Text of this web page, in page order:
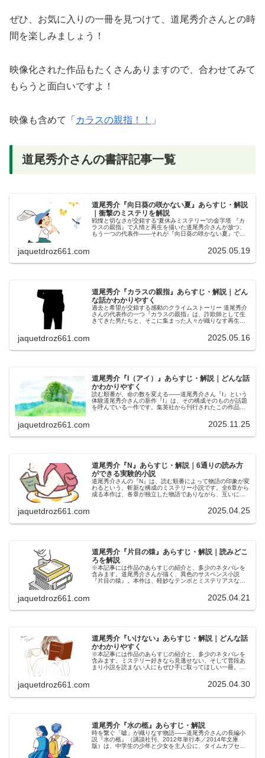
ぜひ、お気に入りの一冊を見つけて、道尾秀介さんとの時
間を楽しみましょう！
映像化された作品もたくさんありますので、合わせてみて
もらうと面白いですよ！
映像も含めて「 カラスの親指！！ 」
道尾秀介さんの書評記事一覧
道尾秀介『向日葵の咲かない夏』あらすじ・解説
｜衝撃のミステリを解説
戦慄と切なさが交錯する“夏休みミステリー”の金字塔 『カ
ラスの親指』で人情と再生を描いた道尾秀介さんが放つ、
もう一つの代表作――それが『向日葵の咲かない夏』で
jaquetdroz661.com 2025.05.19
道尾秀介『カラスの親指』あらすじ・解説｜どん
な話かわかりやすく
過去と希望が交錯する感動のクライムストーリー 道尾秀介
さんの代表作の一つ『カラスの親指』は、詐欺師として生
きてきた男たちと、そこに集まった人々が織りなす再生と
jaquetdroz661.com 2025.05.16
道尾秀介『I（アイ）』あらすじ・解説｜どんな話
かわかりやすく
読む順番が、命の数を変える——道尾秀介さん『I』という
体験道尾秀介さんの新作『I』は、その構成そのものが話題
を呼んでいる一作です。集英社から刊行されたこの作品
jaquetdroz661.com 2025.11.25
道尾秀介『N』あらすじ・解説｜6通りの読み方
ができる実験的小説
道尾秀介さんの『N』は、読む順番によって物語の印象が変
わるという、斬新な構成のミステリー小説です。​全6章から
成る本作は、各章が独立した物語でありながら、互いに密
jaquetdroz661.com 2025.04.25
道尾秀介『片目の猿』あらすじ・解説｜読みどこ
ろを解説
※本記事には作品のあらすじの紹介と、多少のネタバレを
含みます。道尾秀介さんが描く、異色のサスペンス小説
『片目の猿』。本作は、軽妙なテンポとミステリアスな展
jaquetdroz661.com 2025.04.21
道尾秀介『いけない』あらすじ・解説｜どんな話
かわかりやすく
※本記事には作品のあらすじの紹介と、多少のネタバレを
含みます。ミステリー好きなら見逃せない、そして普段あ
まり小説を読まない人にもぜひ手に取ってほしい一冊。道
jaquetdroz661.com 2025.04.30
道尾秀介『水の柩』あらすじ・解説
時を繋ぐ「嘘」が織りなす物語――道尾秀介さんの長編小
説『水の柩』（講談社刊、2012年単行本／2014年文庫
版）は、中学生の少年と少女を主人公に、タイムカプセル